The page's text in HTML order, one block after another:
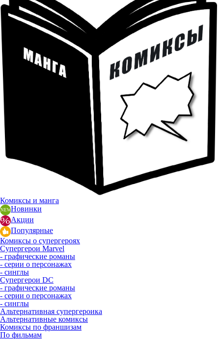
Комиксы и манга
Новинки
Акции
Популярные
Комиксы о супергероях
Супергерои Marvel
- графические романы
- серии о персонажах
- синглы
Супергерои DC
- графические романы
- серии о персонажах
- синглы
Альтернативная супергероика
Альтернативные комиксы
Комиксы по франшизам
По фильмам